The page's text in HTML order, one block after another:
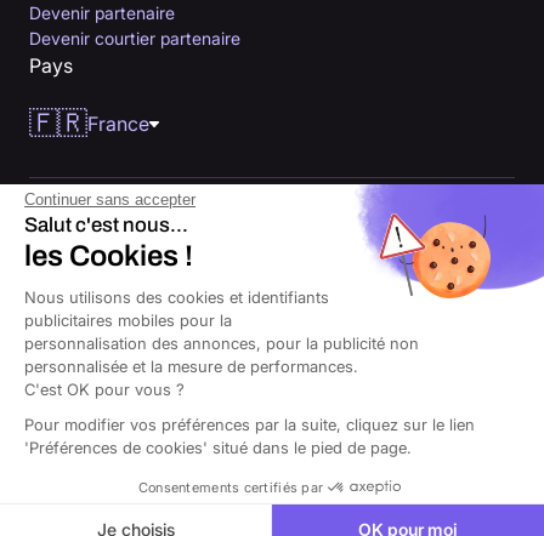
Devenir partenaire
Devenir courtier partenaire
Pays
🇫🇷France
© 2026 Orus tous droits réservés. Courtier d’assurances immatriculé à
l’Orias sous le numéro 26000343, ayant son siège au 14 Av. du Général
de Gaulle, 94160 Saint-Mandé.
CGU Cookies Politique de confidentialitéMentions légales
Continuer sans accepter
Salut c'est nous...
les Cookies !
Nous utilisons des cookies et identifiants
publicitaires mobiles pour la
personnalisation des annonces, pour la publicité non
personnalisée et la mesure de performances.
C'est OK pour vous ?
Pour modifier vos préférences par la suite, cliquez sur le lien
'Préférences de cookies' situé dans le pied de page.
Consentements certifiés par
Je choisis OK pour moi